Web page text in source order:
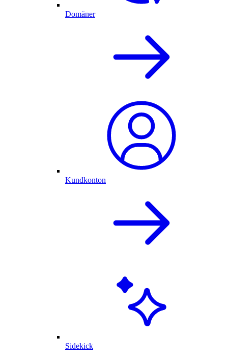
Domäner
Kundkonton
Sidekick